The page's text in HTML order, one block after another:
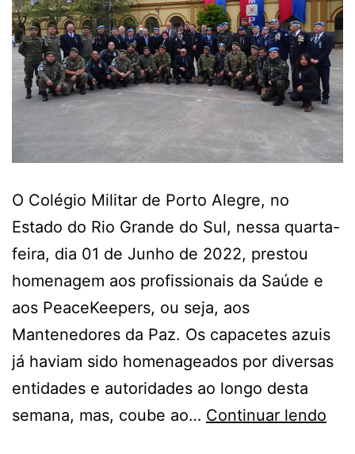
O Colégio Militar de Porto Alegre, no
Estado do Rio Grande do Sul, nessa quarta-
feira, dia 01 de Junho de 2022, prestou
homenagem aos profissionais da Saúde e
aos PeaceKeepers, ou seja, aos
Mantenedores da Paz. Os capacetes azuis
já haviam sido homenageados por diversas
entidades e autoridades ao longo desta
semana, mas, coube ao… Continuar lendo